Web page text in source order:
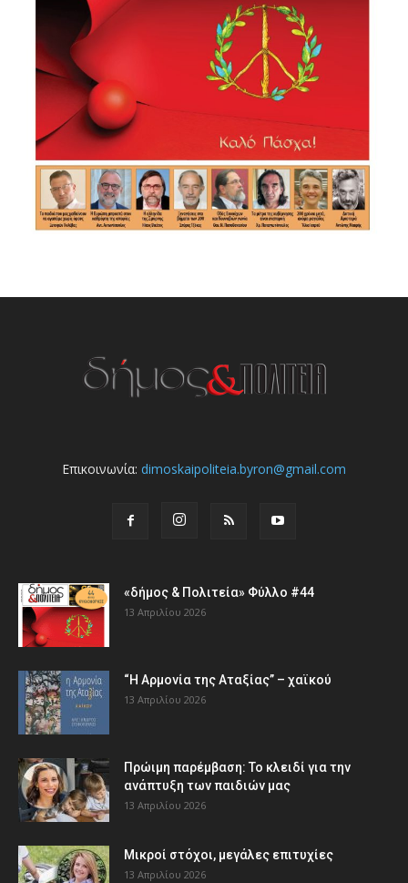
Επικοινωνία: dimoskaipoliteia.byron@gmail.com
«δήμος & Πολιτεία» Φύλλο #44
13 Απριλίου 2026
“Η Αρμονία της Αταξίας” – χαϊκού
13 Απριλίου 2026
Πρώιμη παρέμβαση: Το κλειδί για την
ανάπτυξη των παιδιών µας
13 Απριλίου 2026
Μικροί στόχοι, μεγάλες επιτυχίες
13 Απριλίου 2026